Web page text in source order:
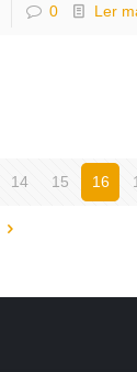
0 Ler
14 15 16